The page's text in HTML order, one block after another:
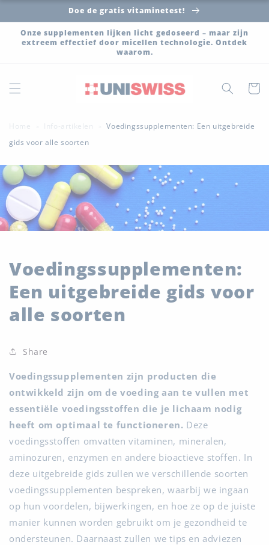
content
Doe de gratis vitaminetest!
Onze supplementen lijken licht gedoseerd – maar zijn
extreem effectief door micellen technologie. Ontdek
waarom.
Home Info-artikelen
Voedingssupplementen: Een uitgebreide
gids voor alle soorten
Voedingssupplementen:
Een uitgebreide gids voor
alle soorten
Share
Voedingssupplementen zijn producten die
ontwikkeld zijn om de voeding aan te vullen met
essentiële voedingsstoffen die je lichaam nodig
heeft om optimaal te functioneren. Deze
voedingsstoffen omvatten vitaminen, mineralen,
aminozuren, enzymen en andere bioactieve stoffen. In
deze uitgebreide gids zullen we verschillende soorten
voedingssupplementen bespreken, waarbij we ingaan
op hun voordelen, bijwerkingen, en hoe ze op de juiste
manier kunnen worden gebruikt om je gezondheid te
ondersteunen. Daarnaast zullen we tips en adviezen